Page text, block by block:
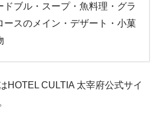
ドブル・スープ・魚料理・グラ
ースのメイン・デザート・小菓
HOTEL CULTIA 太宰府公式サイ